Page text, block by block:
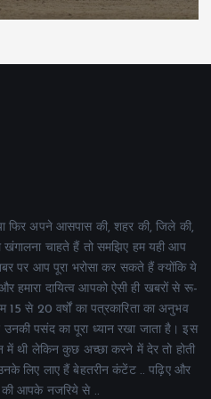
फिर अपने आसपास की, शहर की, जिले की,
चाहते हैं तो समझिए हम यही आप
पर आप पूरा भरोसा कर सकते हैं क्योंकि ये
हमारा दायित्व आपको ऐसी ही खबरों से रू-
से 20 वर्षों का पत्रकारिता का अनुभव
पसंद का पूरा ध्यान रखा जाता है। इस
में थी लेकिन कुछ अच्छा करने में देर तो होती
लिए लाए हैं बेहतरीन कंटेंट .. पढ़िए और
की आपके नजरिये से ..